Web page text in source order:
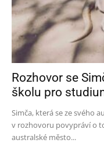
Rozhovor se
školu pro
Simča, která se ze svého
v rozhovoru povypráví o
australské město...